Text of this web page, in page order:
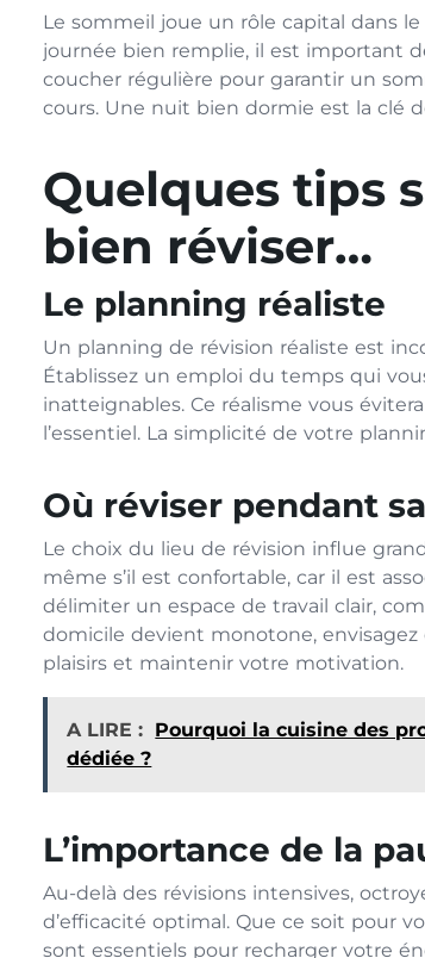
Le sommeil joue un rôle capital dans
journée bien remplie, il est important
coucher régulière pour garantir un
cours. Une nuit bien dormie est la clé
Quelques tips
bien réviser…
Le planning réaliste
Un planning de révision réaliste est
Établissez un emploi du temps qui
inatteignables. Ce réalisme vous
l’essentiel. La simplicité de votre
Où réviser pendant
Le choix du lieu de révision influe
même s’il est confortable, car il est
délimiter un espace de travail clair,
domicile devient monotone,
plaisirs et maintenir votre motivation.
A LIRE : Pourquoi la cuisine des
dédiée ?
L’importance de la
Au-delà des révisions intensives,
d’efficacité optimal. Que ce soit pour
sont essentiels pour recharger votre